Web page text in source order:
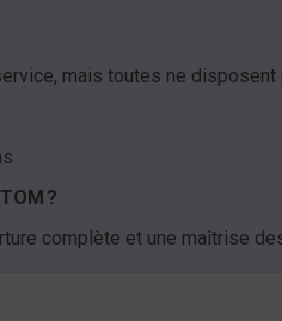
mais toutes ne disposent
?
complète et une maîtrise